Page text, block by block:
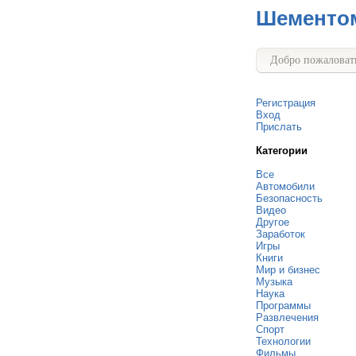
Добро
Регистрация
Вход
Прислать
Категории
Все
Автомобили
Безопасность
Видео
Другое
Заработок
Игры
Книги
Мир и бизнес
Музыка
Наука
Программы
Развлечения
Спорт
Технологии
Фильмы